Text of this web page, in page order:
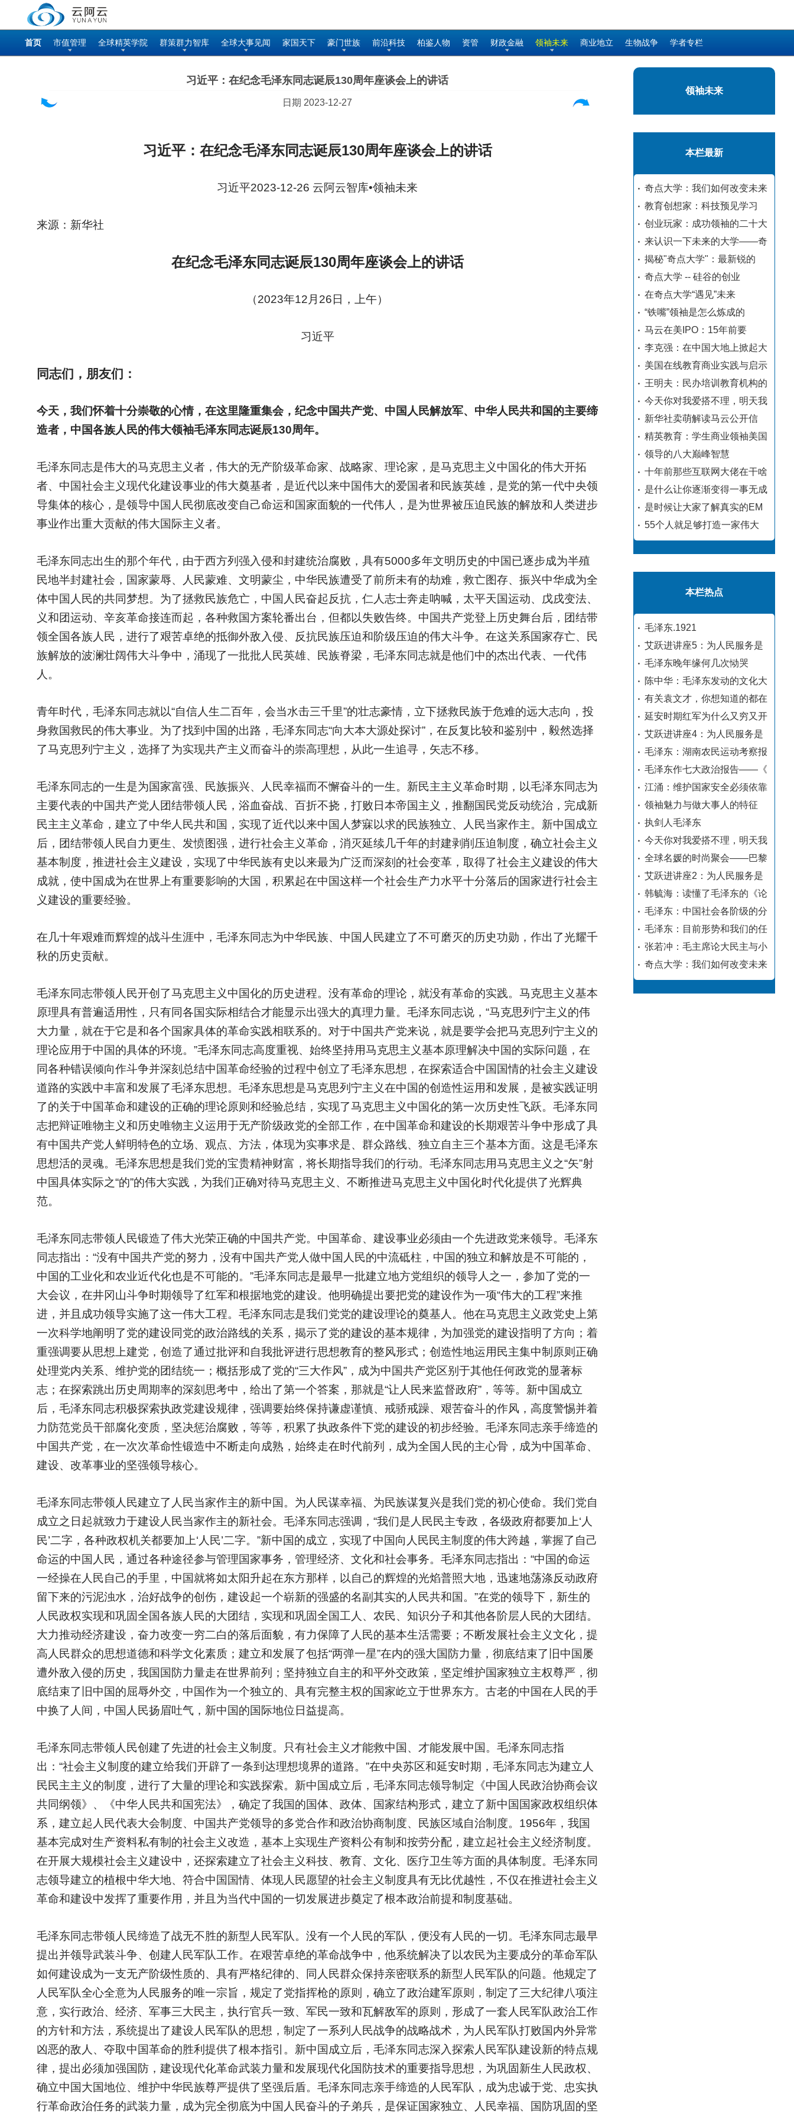
首页 市值管理 全球精英学院 群策群力智库 全球大事见闻 家国天下 豪门世族 前沿科技 柏鉴人物 资管 财政金融 领袖未来 商业地立 生物战争 学者专栏
习近平：在纪念毛泽东同志诞辰130周年座谈会上的讲话
日期 2023-12-27
习近平：在纪念毛泽东同志诞辰130周年座谈会上的讲话
习近平2023-12-26 云阿云智库•领袖未来
来源：新华社
在纪念毛泽东同志诞辰130周年座谈会上的讲话
（2023年12月26日，上午）
习近平
同志们，朋友们：
今天，我们怀着十分崇敬的心情，在这里隆重集会，纪念中国共产党、中国人民解放军、中华人民共和国的主要缔
造者，中国各族人民的伟大领袖毛泽东同志诞辰130周年。
毛泽东同志是伟大的马克思主义者，伟大的无产阶级革命家、战略家、理论家，是马克思主义中国化的伟大开拓
者、中国社会主义现代化建设事业的伟大奠基者，是近代以来中国伟大的爱国者和民族英雄，是党的第一代中央领
导集体的核心，是领导中国人民彻底改变自己命运和国家面貌的一代伟人，是为世界被压迫民族的解放和人类进步
事业作出重大贡献的伟大国际主义者。
毛泽东同志出生的那个年代，由于西方列强入侵和封建统治腐败，具有5000多年文明历史的中国已逐步成为半殖
民地半封建社会，国家蒙辱、人民蒙难、文明蒙尘，中华民族遭受了前所未有的劫难，救亡图存、振兴中华成为全
体中国人民的共同梦想。为了拯救民族危亡，中国人民奋起反抗，仁人志士奔走呐喊，太平天国运动、戊戌变法、
义和团运动、辛亥革命接连而起，各种救国方案轮番出台，但都以失败告终。中国共产党登上历史舞台后，团结带
领全国各族人民，进行了艰苦卓绝的抵御外敌入侵、反抗民族压迫和阶级压迫的伟大斗争。在这关系国家存亡、民
族解放的波澜壮阔伟大斗争中，涌现了一批批人民英雄、民族脊梁，毛泽东同志就是他们中的杰出代表、一代伟
人。
青年时代，毛泽东同志就以“自信人生二百年，会当水击三千里”的壮志豪情，立下拯救民族于危难的远大志向，投
身救国救民的伟大事业。为了找到中国的出路，毛泽东同志“向大本大源处探讨”，在反复比较和鉴别中，毅然选择
了马克思列宁主义，选择了为实现共产主义而奋斗的崇高理想，从此一生追寻，矢志不移。
毛泽东同志的一生是为国家富强、民族振兴、人民幸福而不懈奋斗的一生。新民主主义革命时期，以毛泽东同志为
主要代表的中国共产党人团结带领人民，浴血奋战、百折不挠，打败日本帝国主义，推翻国民党反动统治，完成新
民主主义革命，建立了中华人民共和国，实现了近代以来中国人梦寐以求的民族独立、人民当家作主。新中国成立
后，团结带领人民自力更生、发愤图强，进行社会主义革命，消灭延续几千年的封建剥削压迫制度，确立社会主义
基本制度，推进社会主义建设，实现了中华民族有史以来最为广泛而深刻的社会变革，取得了社会主义建设的伟大
成就，使中国成为在世界上有重要影响的大国，积累起在中国这样一个社会生产力水平十分落后的国家进行社会主
义建设的重要经验。
在几十年艰难而辉煌的战斗生涯中，毛泽东同志为中华民族、中国人民建立了不可磨灭的历史功勋，作出了光耀千
秋的历史贡献。
毛泽东同志带领人民开创了马克思主义中国化的历史进程。没有革命的理论，就没有革命的实践。马克思主义基本
原理具有普遍适用性，只有同各国实际相结合才能显示出强大的真理力量。毛泽东同志说，“马克思列宁主义的伟
大力量，就在于它是和各个国家具体的革命实践相联系的。对于中国共产党来说，就是要学会把马克思列宁主义的
理论应用于中国的具体的环境。”毛泽东同志高度重视、始终坚持用马克思主义基本原理解决中国的实际问题，在
同各种错误倾向作斗争并深刻总结中国革命经验的过程中创立了毛泽东思想，在探索适合中国国情的社会主义建设
道路的实践中丰富和发展了毛泽东思想。毛泽东思想是马克思列宁主义在中国的创造性运用和发展，是被实践证明
了的关于中国革命和建设的正确的理论原则和经验总结，实现了马克思主义中国化的第一次历史性飞跃。毛泽东同
志把辩证唯物主义和历史唯物主义运用于无产阶级政党的全部工作，在中国革命和建设的长期艰苦斗争中形成了具
有中国共产党人鲜明特色的立场、观点、方法，体现为实事求是、群众路线、独立自主三个基本方面。这是毛泽东
思想活的灵魂。毛泽东思想是我们党的宝贵精神财富，将长期指导我们的行动。毛泽东同志用马克思主义之“矢”射
中国具体实际之“的”的伟大实践，为我们正确对待马克思主义、不断推进马克思主义中国化时代化提供了光辉典
范。
毛泽东同志带领人民锻造了伟大光荣正确的中国共产党。中国革命、建设事业必须由一个先进政党来领导。毛泽东
同志指出：“没有中国共产党的努力，没有中国共产党人做中国人民的中流砥柱，中国的独立和解放是不可能的，
中国的工业化和农业近代化也是不可能的。”毛泽东同志是最早一批建立地方党组织的领导人之一，参加了党的一
大会议，在井冈山斗争时期领导了红军和根据地党的建设。他明确提出要把党的建设作为一项“伟大的工程”来推
进，并且成功领导实施了这一伟大工程。毛泽东同志是我们党党的建设理论的奠基人。他在马克思主义政党史上第
一次科学地阐明了党的建设同党的政治路线的关系，揭示了党的建设的基本规律，为加强党的建设指明了方向；着
重强调要从思想上建党，创造了通过批评和自我批评进行思想教育的整风形式；创造性地运用民主集中制原则正确
处理党内关系、维护党的团结统一；概括形成了党的“三大作风”，成为中国共产党区别于其他任何政党的显著标
志；在探索跳出历史周期率的深刻思考中，给出了第一个答案，那就是“让人民来监督政府”，等等。新中国成立
后，毛泽东同志积极探索执政党建设规律，强调要始终保持谦虚谨慎、戒骄戒躁、艰苦奋斗的作风，高度警惕并着
力防范党员干部腐化变质，坚决惩治腐败，等等，积累了执政条件下党的建设的初步经验。毛泽东同志亲手缔造的
中国共产党，在一次次革命性锻造中不断走向成熟，始终走在时代前列，成为全国人民的主心骨，成为中国革命、
建设、改革事业的坚强领导核心。
毛泽东同志带领人民建立了人民当家作主的新中国。为人民谋幸福、为民族谋复兴是我们党的初心使命。我们党自
成立之日起就致力于建设人民当家作主的新社会。毛泽东同志强调，“我们是人民民主专政，各级政府都要加上‘人
民’二字，各种政权机关都要加上‘人民’二字。”新中国的成立，实现了中国向人民民主制度的伟大跨越，掌握了自己
命运的中国人民，通过各种途径参与管理国家事务，管理经济、文化和社会事务。毛泽东同志指出：“中国的命运
一经操在人民自己的手里，中国就将如太阳升起在东方那样，以自己的辉煌的光焰普照大地，迅速地荡涤反动政府
留下来的污泥浊水，治好战争的创伤，建设起一个崭新的强盛的名副其实的人民共和国。”在党的领导下，新生的
人民政权实现和巩固全国各族人民的大团结，实现和巩固全国工人、农民、知识分子和其他各阶层人民的大团结。
大力推动经济建设，奋力改变一穷二白的落后面貌，有力保障了人民的基本生活需要；不断发展社会主义文化，提
高人民群众的思想道德和科学文化素质；建立和发展了包括“两弹一星”在内的强大国防力量，彻底结束了旧中国屡
遭外敌入侵的历史，我国国防力量走在世界前列；坚持独立自主的和平外交政策，坚定维护国家独立主权尊严，彻
底结束了旧中国的屈辱外交，中国作为一个独立的、具有完整主权的国家屹立于世界东方。古老的中国在人民的手
中换了人间，中国人民扬眉吐气，新中国的国际地位日益提高。
毛泽东同志带领人民创建了先进的社会主义制度。只有社会主义才能救中国、才能发展中国。毛泽东同志指
出：“社会主义制度的建立给我们开辟了一条到达理想境界的道路。”在中央苏区和延安时期，毛泽东同志为建立人
民民主主义的制度，进行了大量的理论和实践探索。新中国成立后，毛泽东同志领导制定《中国人民政治协商会议
共同纲领》、《中华人民共和国宪法》，确定了我国的国体、政体、国家结构形式，建立了新中国国家政权组织体
系，建立起人民代表大会制度、中国共产党领导的多党合作和政治协商制度、民族区域自治制度。1956年，我国
基本完成对生产资料私有制的社会主义改造，基本上实现生产资料公有制和按劳分配，建立起社会主义经济制度。
在开展大规模社会主义建设中，还探索建立了社会主义科技、教育、文化、医疗卫生等方面的具体制度。毛泽东同
志领导建立的植根中华大地、符合中国国情、体现人民愿望的社会主义制度具有无比优越性，不仅在推进社会主义
革命和建设中发挥了重要作用，并且为当代中国的一切发展进步奠定了根本政治前提和制度基础。
毛泽东同志带领人民缔造了战无不胜的新型人民军队。没有一个人民的军队，便没有人民的一切。毛泽东同志最早
提出并领导武装斗争、创建人民军队工作。在艰苦卓绝的革命战争中，他系统解决了以农民为主要成分的革命军队
如何建设成为一支无产阶级性质的、具有严格纪律的、同人民群众保持亲密联系的新型人民军队的问题。他规定了
人民军队全心全意为人民服务的唯一宗旨，规定了党指挥枪的原则，确立了政治建军原则，制定了三大纪律八项注
意，实行政治、经济、军事三大民主，执行官兵一致、军民一致和瓦解敌军的原则，形成了一套人民军队政治工作
的方针和方法，系统提出了建设人民军队的思想，制定了一系列人民战争的战略战术，为人民军队打败国内外异常
凶恶的敌人、夺取中国革命的胜利提供了根本指引。新中国成立后，毛泽东同志深入探索人民军队建设新的特点规
律，提出必须加强国防，建设现代化革命武装力量和发展现代化国防技术的重要指导思想，为巩固新生人民政权、
确立中国大国地位、维护中华民族尊严提供了坚强后盾。毛泽东同志亲手缔造的人民军队，成为忠诚于党、忠实执
行革命政治任务的武装力量，成为完全彻底为中国人民奋斗的子弟兵，是保证国家独立、人民幸福、国防巩固的坚
领袖未来
本栏最新
奇点大学：我们如何改变未来
教育创想家：科技预见学习
创业玩家：成功领袖的二十大
来认识一下未来的大学——奇
揭秘"奇点大学"：最新锐的
奇点大学 -- 硅谷的创业
在奇点大学“遇见”未来
“铁嘴”领袖是怎么炼成的
马云在美IPO：15年前要
李克强：在中国大地上掀起大
美国在线教育商业实践与启示
王明夫：民办培训教育机构的
今天你对我爱搭不理，明天我
新华社卖萌解读马云公开信
精英教育：学生商业领袖美国
领导的八大巅峰智慧
十年前那些互联网大佬在干啥
是什么让你逐渐变得一事无成
是时候让大家了解真实的EM
55个人就足够打造一家伟大
本栏热点
毛泽东.1921
艾跃进讲座5：为人民服务是
毛泽东晚年缘何几次恸哭
陈中华：毛泽东发动的文化大
有关袁文才，你想知道的都在
延安时期红军为什么又穷又开
艾跃进讲座4：为人民服务是
毛泽东：湖南农民运动考察报
毛泽东作七大政治报告——《
江涌：维护国家安全必须依靠
领袖魅力与做大事人的特征
执剑人毛泽东
今天你对我爱搭不理，明天我
全球名媛的时尚聚会——巴黎
艾跃进讲座2：为人民服务是
韩毓海：读懂了毛泽东的《论
毛泽东：中国社会各阶级的分
毛泽东：目前形势和我们的任
张若冲：毛主席论大民主与小
奇点大学：我们如何改变未来